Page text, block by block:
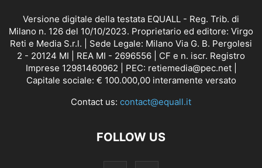
Versione digitale della testata EQUALL - Reg. Trib. di
Milano n. 126 del 10/10/2023. Proprietario ed editore: Virgo
Reti e Media S.r.l. | Sede Legale: Milano Via G. B. Pergolesi
2 - 20124 MI | REA MI - 2696556 | CF e n. iscr. Registro
Imprese 12981460962 | PEC: retiemedia@pec.net |
Capitale sociale: € 100.000,00 interamente versato
Contact us: contact@equall.it
FOLLOW US